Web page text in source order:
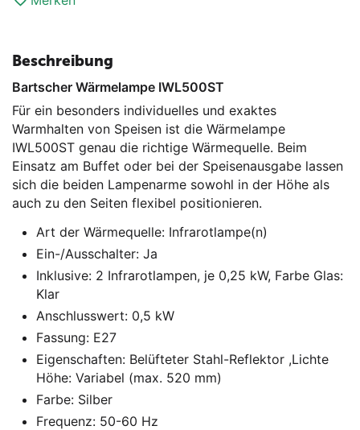
Beschreibung
Bartscher Wärmelampe IWL500ST
Für ein besonders individuelles und exaktes
Warmhalten von Speisen ist die Wärmelampe
IWL500ST genau die richtige Wärmequelle. Beim
Einsatz am Buffet oder bei der Speisenausgabe lassen
sich die beiden Lampenarme sowohl in der Höhe als
auch zu den Seiten flexibel positionieren.
Art der Wärmequelle: Infrarotlampe(n)
Ein-/Ausschalter: Ja
Inklusive: 2 Infrarotlampen, je 0,25 kW, Farbe Glas:
Klar
Anschlusswert: 0,5 kW
Fassung: E27
Eigenschaften: Belüfteter Stahl-Reflektor ,Lichte
Höhe: Variabel (max. 520 mm)
Farbe: Silber
Frequenz: 50-60 Hz